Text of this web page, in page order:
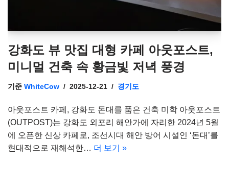
강화도 뷰 맛집 대형 카페 아웃포스트,
미니멀 건축 속 황금빛 저녁 풍경
기준 WhiteCow 2025-12-21 경기도
아웃포스트 카페, 강화도 돈대를 품은 건축 미학 아웃포스트
(OUTPOST)는 강화도 외포리 해안가에 자리한 2024년 5월
에 오픈한 신상 카페로, 조선시대 해안 방어 시설인 ‘돈대’를
현대적으로 재해석한… 더 보기 »